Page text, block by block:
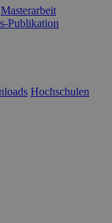
Masterarbeit
Publikation
Hochschulen